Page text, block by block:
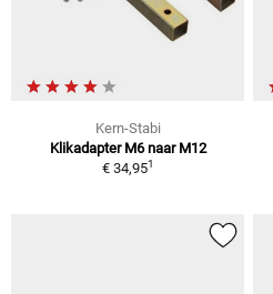
Kern-Stabi
Klikadapter M6 naar M12
€ 34,951